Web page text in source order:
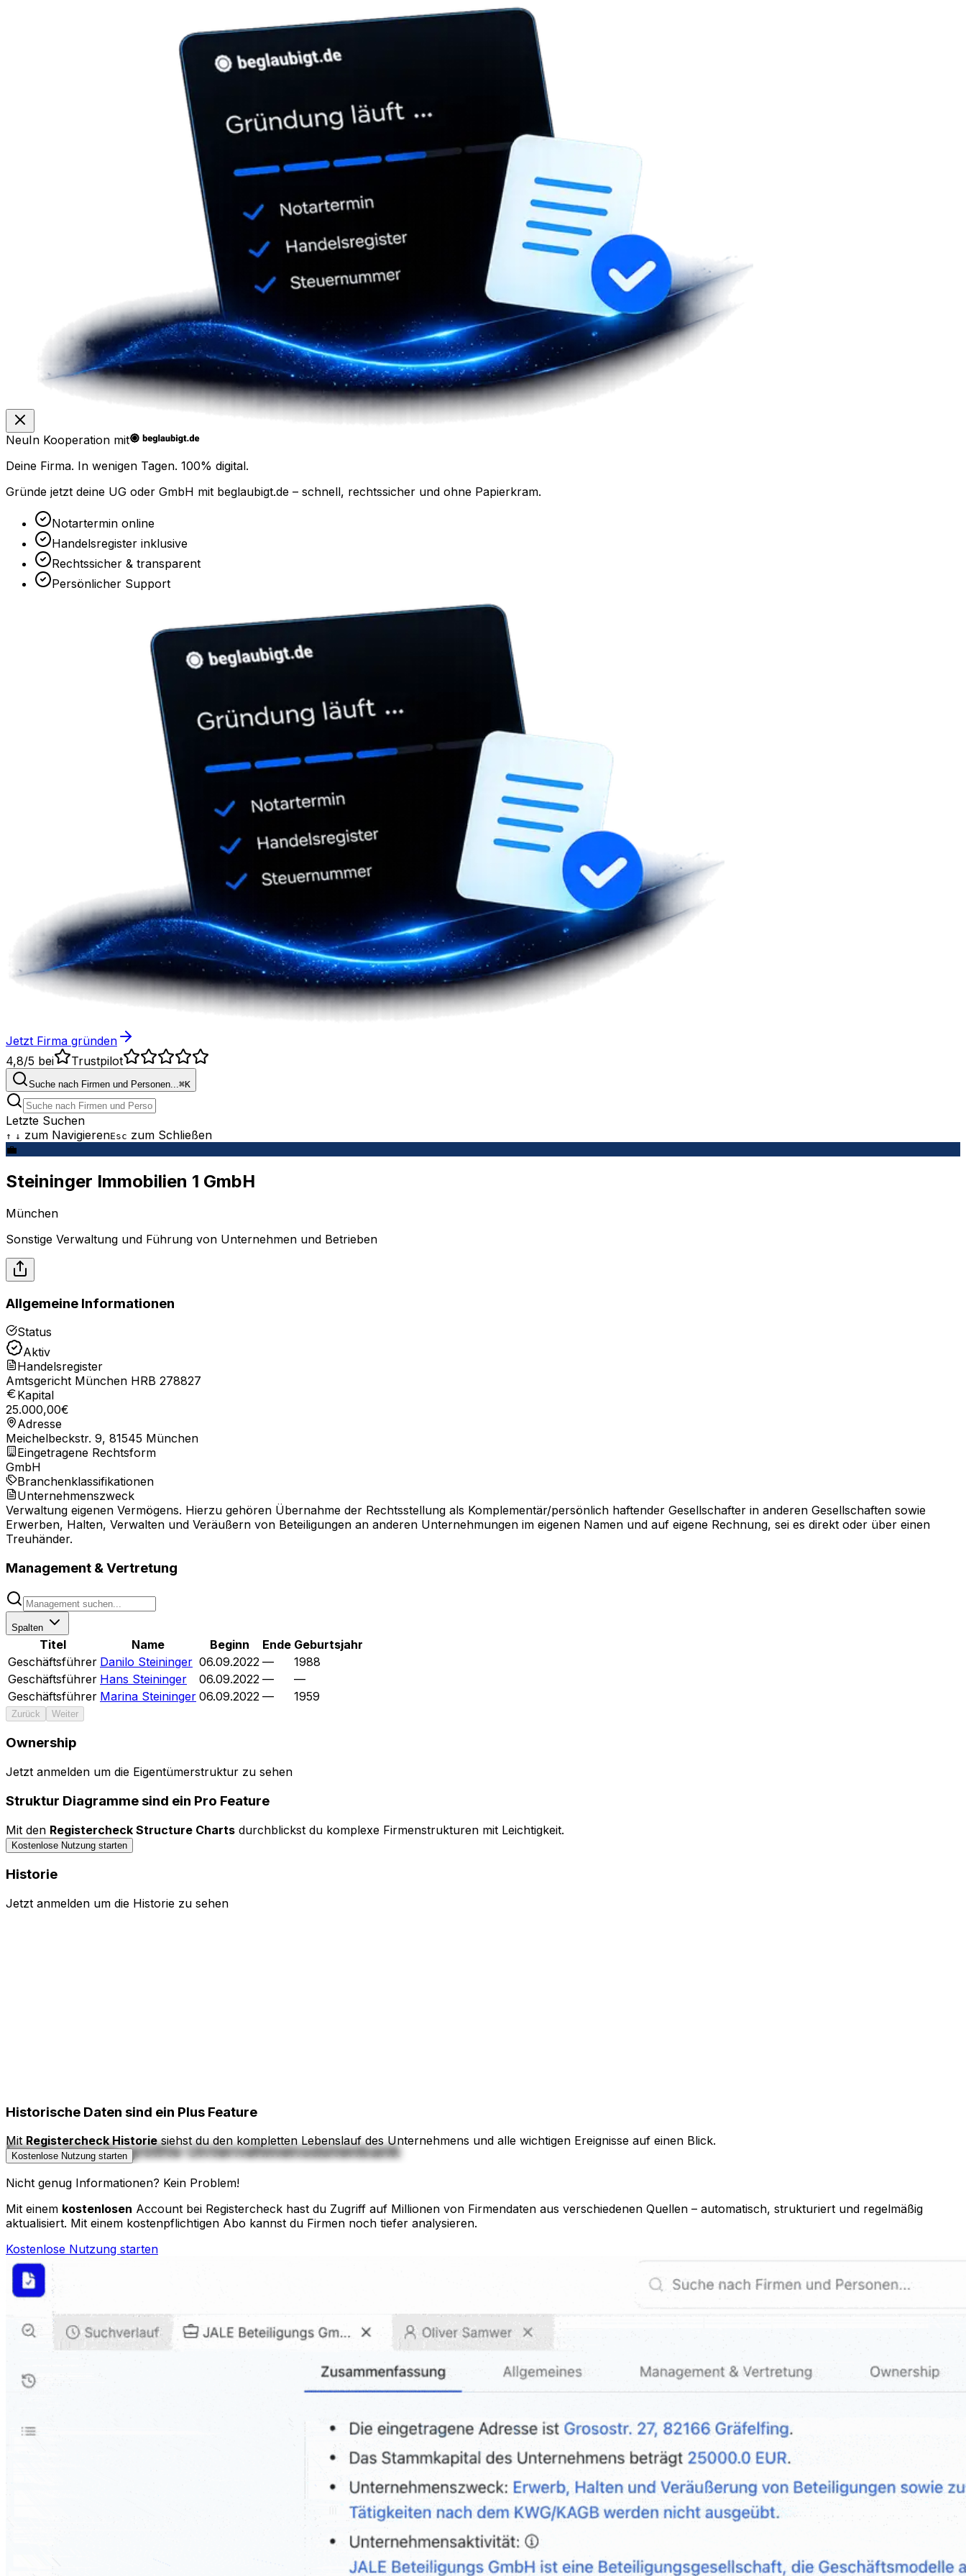
NeuIn Kooperation mit
Deine Firma. In wenigen Tagen. 100% digital.
Gründe jetzt deine UG oder GmbH mit beglaubigt.de – schnell, rechtssicher und ohne Papierkram.
Notartermin online
Handelsregister inklusive
Rechtssicher & transparent
Persönlicher Support
Jetzt Firma gründen
4,8/5 bei Trustpilot
Suche nach Firmen und Personen...⌘K
Letzte Suchen
↑ ↓ zum NavigierenEsc zum Schließen
💼
Steininger Immobilien 1 GmbH
München
Sonstige Verwaltung und Führung von Unternehmen und Betrieben
Allgemeine Informationen
Status
Aktiv
Handelsregister
Amtsgericht München HRB 278827
Kapital
25.000,00€
Adresse
Meichelbeckstr. 9, 81545 München
Eingetragene Rechtsform
GmbH
Branchenklassifikationen
Unternehmenszweck
Verwaltung eigenen Vermögens. Hierzu gehören Übernahme der Rechtsstellung als Komplementär/persönlich haftender Gesellschafter in anderen Gesellschaften sowie
Erwerben, Halten, Verwalten und Veräußern von Beteiligungen an anderen Unternehmungen im eigenen Namen und auf eigene Rechnung, sei es direkt oder über einen
Treuhänder.
Management & Vertretung
Spalten
Titel Name Beginn Ende Geburtsjahr
Geschäftsführer Danilo Steininger 06.09.2022 —
1988
Geschäftsführer Hans Steininger 06.09.2022 —
—
Geschäftsführer Marina Steininger 06.09.2022 — 1959
Zurück Weiter
Ownership
Jetzt anmelden um die Eigentümerstruktur zu sehen
Bedienelemente ausblenden
Struktur Diagramme sind ein Pro Feature
Mit den Registercheck Structure Charts durchblickst du komplexe Firmenstrukturen mit Leichtigkeit.
Kostenlose Nutzung starten
Historie
Jetzt anmelden um die Historie zu sehen
Historische Daten sind ein Plus Feature
MitRegistercheck Historie siehst du den kompletten Lebenslauf des Unternehmens und alle wichtigen Ereignisse auf einen Blick.
Kostenlose Nutzung starten
Deutschlands größte Unternehmensdatenbank
Nicht genug Informationen? Kein Problem!
Mit einem kostenlosen Account bei Registercheck hast du Zugriff auf Millionen von Firmendaten aus verschiedenen Quellen – automatisch, strukturiert und regelmäßig
aktualisiert. Mit einem kostenpflichtigen Abo kannst du Firmen noch tiefer analysieren.
Kostenlose Nutzung starten